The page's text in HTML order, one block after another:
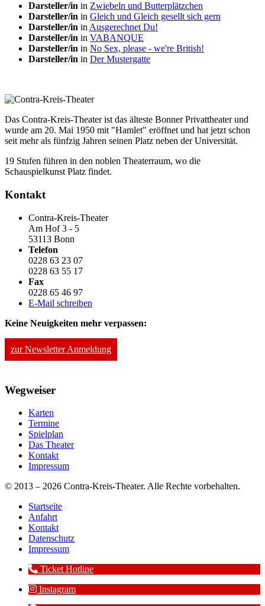
Darsteller/in in Zwiebeln und Butterplätzchen
Darsteller/in in Gleich und Gleich gesellt sich gern
Darsteller/in inAusgerechnet Du!
Darsteller/in in VABANQUE
Darsteller/in in No Sex, please - we're British!
Darsteller/in in Der Mustergatte
Das Contra-Kreis-Theater ist das älteste Bonner Privattheater und
wurde am 20. Mai 1950 mit "Hamlet" eröffnet und hat jetzt schon
seit mehr als fünfzig Jahren seinen Platz neben der Universität.
19 Stufen führen in den noblen Theaterraum, wo die
Schauspielkunst Platz findet.
Kontakt
Contra-Kreis-Theater
Am Hof 3 - 5
53113 Bonn
Telefon
0228 63 23 07
0228 63 55 17
Fax
0228 65 46 97
E-Mail schreiben
Keine Neuigkeiten mehr verpassen:
zur Newsletter Anmeldung
Wegweiser
Karten
Termine
Spielplan
Das Theater
Kontakt
Impressum
© 2013 – 2026 Contra-Kreis-Theater. Alle Rechte vorbehalten.
Startseite
Anfahrt
Kontakt
Datenschutz
Impressum
Ticket Hotline
Instagram